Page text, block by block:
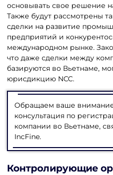
основывать свое решение
Также будут рассмотрены
сделки на развитие
предприятий и
международном рынке.
что даже сделки между
базируются во Вьетнаме,
юрисдикцию NCC.
Обращаем ваше
консультация по
компании во Вьетнаме,
IncFine.
Контролирующие